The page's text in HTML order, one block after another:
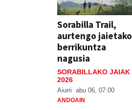
Sorabilla Trail,
aurtengo jaietako
berrikuntza
nagusia
SORABILLAKO JAIAK
2026
Aiurri abu 06, 07:00
ANDOAIN